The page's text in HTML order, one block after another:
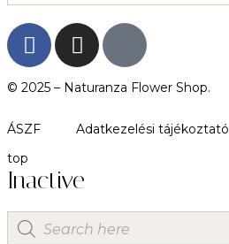
© 2025 – Naturanza Flower Shop.
ÁSZF
Adatkezelési tájékoztató
top
Inactive